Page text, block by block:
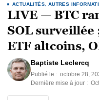
ACTUALITÉS AUTRES
LIVE — BTC
SOL surveillée
ETF altcoins,
Baptiste Leclercq
Publié le : octobre 28,
Dernière mise à jour :